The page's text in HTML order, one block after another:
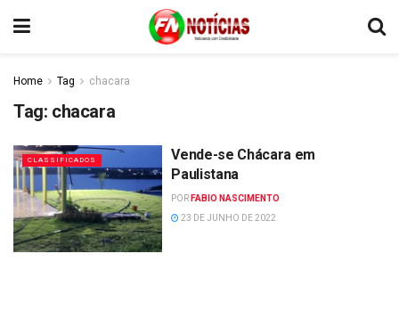
Home Tag chacara
Tag: chacara
CLASSIFICADOS
Vende-se Chácara em
Paulistana
POR FABIO NASCIMENTO
23 DE JUNHO DE 2022